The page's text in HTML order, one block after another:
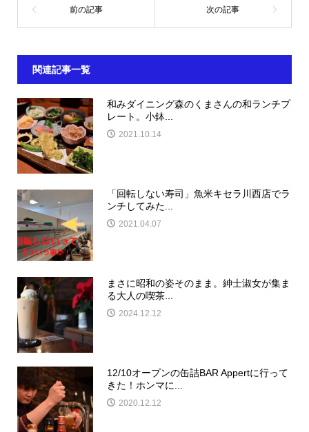
関連記事一覧
和みダイニング森のくまさんの和ランチプ
レート。小鉢...
2021.10.14
「回転しない寿司」魚米キセラ川西店でラ
ンチしてみた...
2021.04.07
まさに昭和の姿そのまま。紳士淑女が集ま
る大人の喫茶...
2024.12.12
12/10オープンの缶詰BAR Appertに行って
きた！ホンマに...
2020.12.12